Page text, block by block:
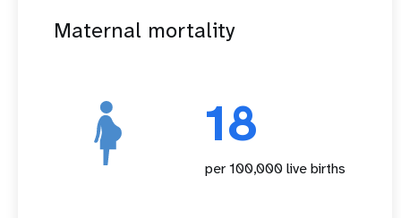
Maternal mortality
18
per 100,000 live births